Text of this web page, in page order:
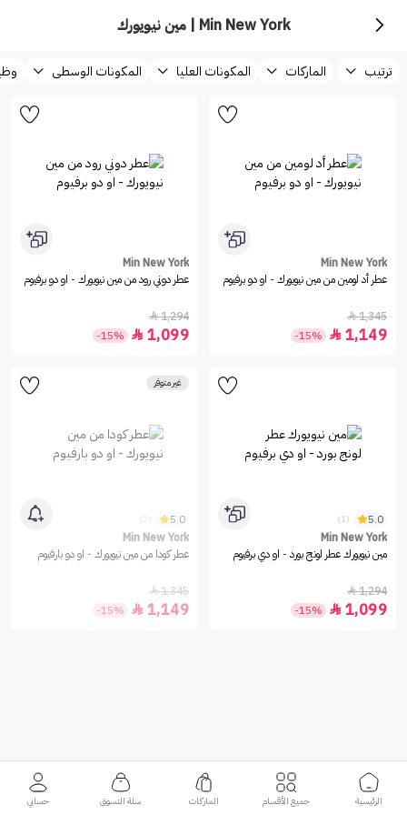
Min New York | مين نيويورك
ترتيب الماركات المكونات العليا المكونات الوسطى
Min New York
عطر أد لومين من مين نيويورك - او دو برفيوم
1,345

1,149

-15%
Min New York
عطر دوني رود من مين نيويورك - او دو برفيوم
1,294

1,099

-15%
5.0
(1)
Min New York
مين نيويورك عطر لونج بورد - او دي برفيوم
1,294

1,099

-15%
غير متوفر
5.0
Min New York
عطر كودا من مين نيويورك - او دو بارفيوم
1,345

1,149

-15%
الرئيسية جميع الأقسام الماركات سلة التسوق حسابي